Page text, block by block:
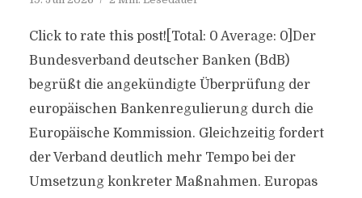
Click to rate this post![Total: 0 Average: 0]Der
Bundesverband deutscher Banken (BdB)
begrüßt die angekündigte Überprüfung der
europäischen Bankenregulierung durch die
Europäische Kommission. Gleichzeitig fordert
der Verband deutlich mehr Tempo bei der
Umsetzung konkreter Maßnahmen. Europas